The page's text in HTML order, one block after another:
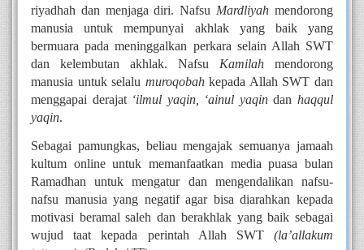
riyadhah dan menjaga diri. Nafsu Mardliyah mendorong
manusia untuk mempunyai akhlak yang baik yang
bermuara pada meninggalkan perkara selain Allah SWT
dan kelembutan akhlak. Nafsu Kamilah mendorong
manusia untuk selalu muroqobah kepada Allah SWT dan
menggapai derajat ‘ilmul yaqin, ‘ainul yaqin dan haqqul
yaqin.
Sebagai pamungkas, beliau mengajak semuanya jamaah
kultum online untuk memanfaatkan media puasa bulan
Ramadhan untuk mengatur dan mengendalikan nafsu-
nafsu manusia yang negatif agar bisa diarahkan kepada
motivasi beramal saleh dan berakhlak yang baik sebagai
wujud taat kepada perintah Allah SWT (la’allakum